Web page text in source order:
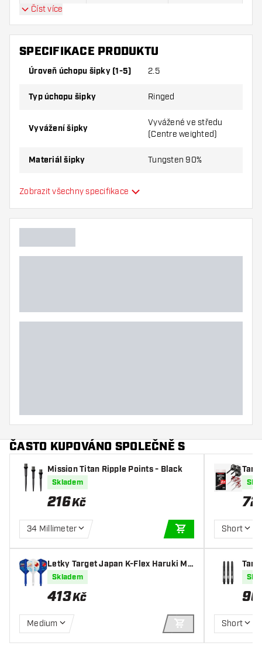
20 g
22 g 50.50 mm 6.50 mm
obsahuje:
3ks Šipek, 3ks Letky a 3ks Násadky v sadě.
Číst více
SPECIFIKACE PRODUKTU
Úroveň úchopu šipky (1-5) 2.5
Typ úchopu šipky Ringed
Vyvážení šipky
Vyvážené ve středu
(Centre weighted)
Materiál šipky Tungsten 90%
Úchop nosu šipky
Hráč šipek
Zobrazit všechny specifikace
ČASTO KUPOVÁNO SPOLEČNĚ S
Mission Titan Ripple Points - Black
Skladem
216Kč
34 Millimeter
PŘIDAT DO KOŠÍKU
Letky Target Japan K-Flex Haruki Mu
ramatsu Rising Sun NO6
Skladem
413Kč
Medium
PŘIDAT DO KOŠÍKU
Short
adky
96
Short